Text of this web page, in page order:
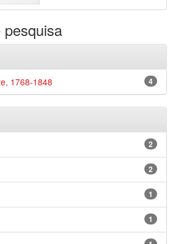
4
1768-1848
2
2
1
1